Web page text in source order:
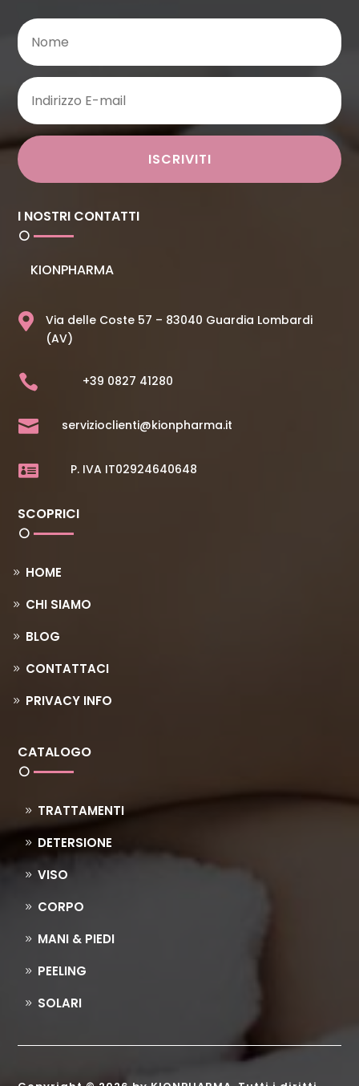
ISCRIVITI
I NOSTRI CONTATTI
KIONPHARMA

Via delle Coste 57 – 83040 Guardia Lombardi
(AV)
 +39 0827 41280
 servizioclienti@kionpharma.it
 P. IVA IT02924640648
SCOPRICI
HOME
CHI SIAMO
BLOG
CONTATTACI
PRIVACY INFO
CATALOGO
TRATTAMENTI
DETERSIONE
VISO
CORPO
MANI & PIEDI
PEELING
SOLARI